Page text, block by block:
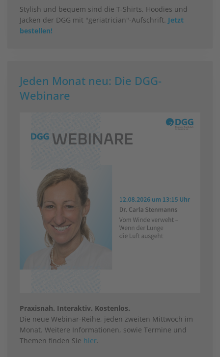
Stylish und bequem sind die T-Shirts, Hoodies und
Jacken der DGG mit "geriatrician"-Aufschrift. Jetzt
bestellen!
Jeden Monat neu: Die DGG-
Webinare
Praxisnah. Interaktiv. Kostenlos.
Die neue Webinar-Reihe, jeden zweiten Mittwoch im
Monat. Weitere Informationen, sowie Termine und
Themen finden Sie hier.